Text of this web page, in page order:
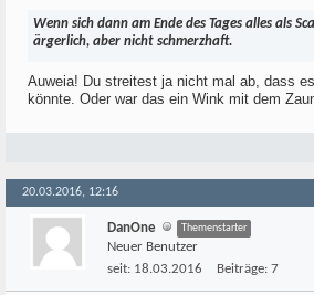
Wenn sich dann am Ende des Tages alles als
ärgerlich, aber nicht schmerzhaft.
Auweia! Du streitest ja nicht mal ab, dass
könnte. Oder war das ein Wink mit dem
20.03.2016, 12:16
DanOne Themenstarter
Neuer Benutzer
seit: 18.03.2016 Beiträge: 7